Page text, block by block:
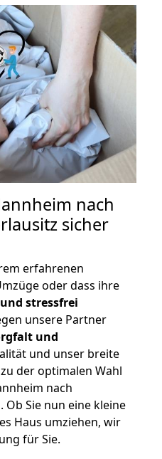
nach
sicher
erfahrenen
oder dass ihre
stressfrei
unsere Partner
und
und unser breite
der optimalen Wahl
nach
Ob Sie nun eine kleine
Haus umziehen, wir
für Sie.